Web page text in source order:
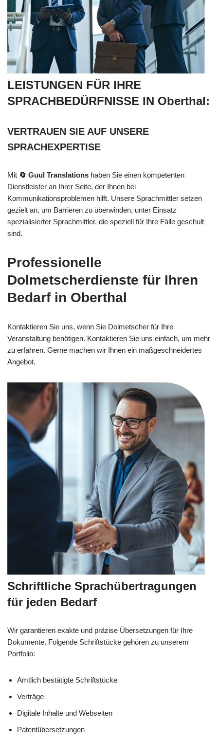
LEISTUNGEN FÜR IHRE
SPRACHBEDÜRFNISSE IN Oberthal:
VERTRAUEN SIE AUF UNSERE
SPRACHEXPERTISE
Mit 🔄 Guul Translations haben Sie einen kompetenten
Dienstleister an Ihrer Seite, der Ihnen bei
Kommunikationsproblemen hilft. Unsere Sprachmittler setzen
gezielt an, um Barrieren zu überwinden, unter Einsatz
spezialisierter Sprachmittler, die speziell für Ihre Fälle geschult
sind.
Professionelle
Dolmetscherdienste für Ihren
Bedarf in Oberthal
Kontaktieren Sie uns, wenn Sie Dolmetscher für Ihre
Veranstaltung benötigen. Kontaktieren Sie uns einfach, um mehr
zu erfahren. Gerne machen wir Ihnen ein maßgeschneidertes
Angebot.
Schriftliche Sprachübertragungen
für jeden Bedarf
Wir garantieren exakte und präzise Übersetzungen für Ihre
Dokumente. Folgende Schriftstücke gehören zu unserem
Portfolio:
Amtlich bestätigte Schriftstücke
Verträge
Digitale Inhalte und Webseiten
Patentübersetzungen